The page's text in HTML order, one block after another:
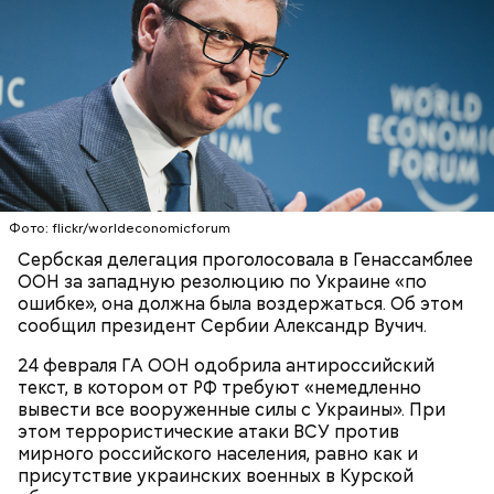
Фото: flickr/worldeconomicforum
Сербская делегация проголосовала в Генассамблее
ООН за западную резолюцию по Украине «по
ошибке», она должна была воздержаться. Об этом
сообщил президент Сербии Александр Вучич.
24 февраля ГА ООН одобрила антироссийский
текст, в котором от РФ требуют «немедленно
вывести все вооруженные силы с Украины». При
этом террористические атаки ВСУ против
мирного российского населения, равно как и
присутствие украинских военных в Курской
— Хищник чувствует кровь, разведенную в
Он также уточнил, что у человека крайне мало
шансов выжить, если он окажется на пути у акулы.
Ни один метод и способ защиты или обороны в
стрессовой ситуации не помогает, ведь у морского
обитателя больше преимуществ в воде как по
выносливости, так и по силе.
— Таких деревень много, их 95 в заповеднике. Это
вообще отдельный объект исследования, —
заметил он.
Также специалист отметил, что часы Судного дня
помогают больше людей привлечь к проблемам
глобального потепления, климатических изменений
и природных последствий войн.